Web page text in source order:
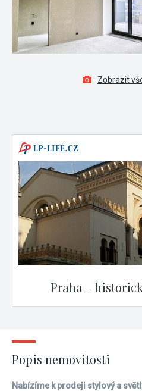
Zobrazit
Praha –
Popis nemovitosti
Nabízíme k prodeji stylový a